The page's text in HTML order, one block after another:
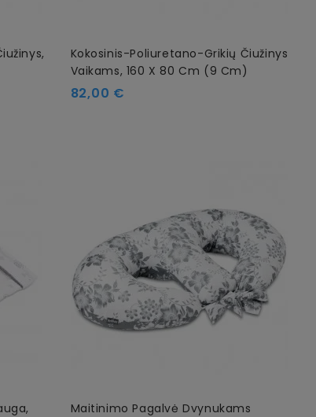
Kokosinis-Poliuretano-Grikių Čiužinys
Vaikams, 160 X 80 Cm (9 Cm)
82,00 €
Maitinimo Pagalvė Dvynukams